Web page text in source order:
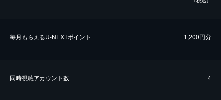
毎⽉もらえるU-NEXTポイント 1,200円分
同時視聴アカウント数 4